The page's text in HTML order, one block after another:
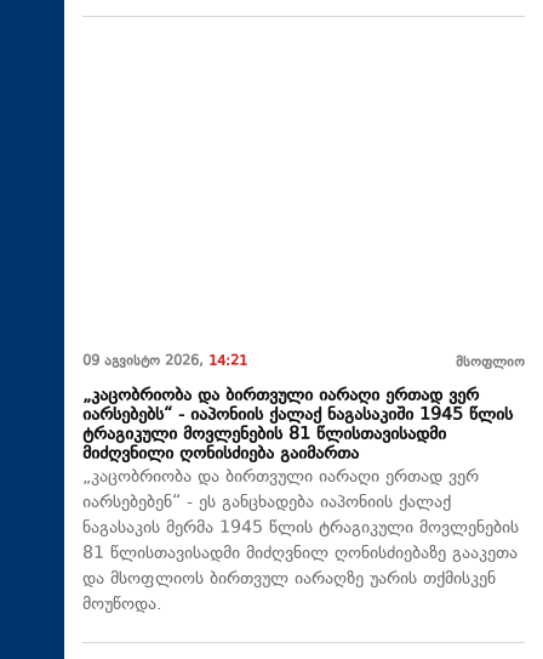
09 აგვისტო 2026, 14:21 მსოფლიო
„კაცობრიობა და ბირთვული იარაღი ერთად ვერ
იარსებებს“ - იაპონიის ქალაქ ნაგასაკიში 1945 წლის
ტრაგიკული მოვლენების 81 წლისთავისადმი
მიძღვნილი ღონისძიება გაიმართა
„კაცობრიობა და ბირთვული იარაღი ერთად ვერ
იარსებებენ“ - ეს განცხადება იაპონიის ქალაქ
ნაგასაკის მერმა 1945 წლის ტრაგიკული მოვლენების
81 წლისთავისადმი მიძღვნილ ღონისძიებაზე გააკეთა
და მსოფლიოს ბირთვულ იარაღზე უარის თქმისკენ
მოუწოდა.